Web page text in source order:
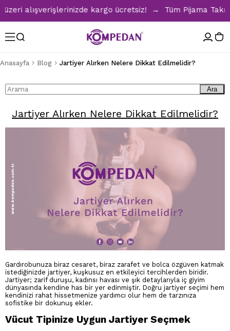
alışverişlerinizde kargo ücretsiz! → Tüm Pijama
Anasayfa Blog Jartiyer Alırken Nelere Dikkat Edilmelidir?
Ara
Jartiyer Alırken Nelere Dikkat Edilmelidir?
Gardırobunuza biraz cesaret, biraz zarafet ve bolca özgüven katmak
istediğinizde jartiyer, kuşkusuz en etkileyici tercihlerden biridir.
Jartiyer; zarif duruşu, kadınsı havası ve şık detaylarıyla iç giyim
dünyasında kendine has bir yer edinmiştir. Doğru jartiyer seçimi hem
kendinizi rahat hissetmenize yardımcı olur hem de tarzınıza
sofistike bir dokunuş ekler.
Vücut Tipinize Uygun Jartiyer Seçmek